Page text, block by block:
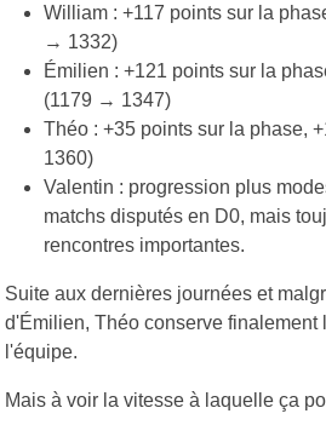
William : +117 points sur la
→ 1332)
Émilien : +121 points sur la
(1179 → 1347)
Théo : +35 points sur la phase,
1360)
Valentin : progression plus
matchs disputés en D0, mais
rencontres importantes.
Suite aux dernières journées et
d'Émilien, Théo conserve finalement
l'équipe.
Mais à voir la vitesse à laquelle ça